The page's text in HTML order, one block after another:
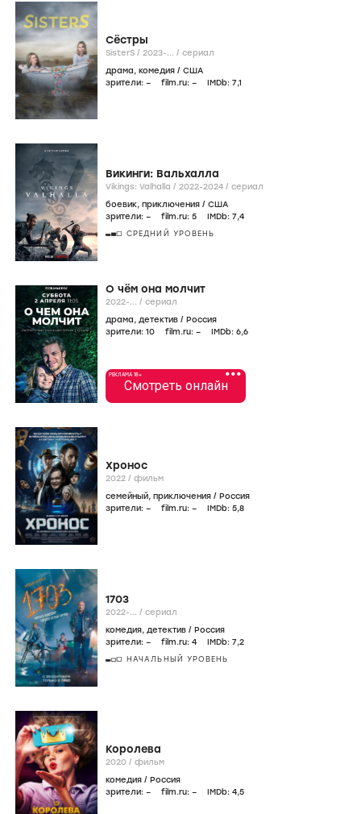
Сёстры
SisterS / 2023-... / сериал
драма, комедия / США
зрители: – film.ru: – IMDb: 7,1
Викинги: Вальхалла
Vikings: Valhalla / 2022-2024 / сериал
боевик, приключения / США
зрители: – film.ru: 5 IMDb: 7,4
СРЕДНИЙ УРОВЕНЬ
О чём она молчит
2022-... / сериал
драма, детектив / Россия
зрители: 10 film.ru: – IMDb: 6,6
•••
РЕКЛАМА 18+
Смотреть онлайн
Хронос
2022 / фильм
семейный, приключения / Россия
зрители: – film.ru: – IMDb: 5,8
1703
2022-... / сериал
комедия, детектив / Россия
зрители: – film.ru: 4 IMDb: 7,2
НАЧАЛЬНЫЙ УРОВЕНЬ
Королева
2020 / фильм
комедия / Россия
зрители: – film.ru: – IMDb: 4,5